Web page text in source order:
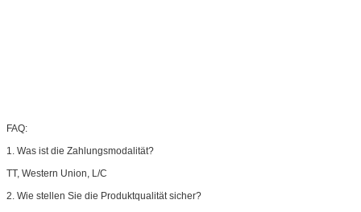
FAQ:
1. Was ist die Zahlungsmodalität?
TT, Western Union, L/C
2. Wie stellen Sie die Produktqualität sicher?